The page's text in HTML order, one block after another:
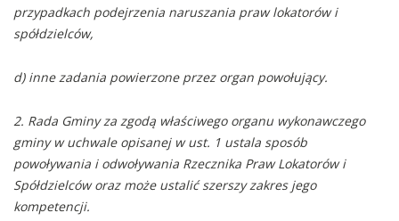
przypadkach podejrzenia naruszania praw lokatorów i
spółdzielców,
d) inne zadania powierzone przez organ powołujący.
2. Rada Gminy za zgodą właściwego organu wykonawczego
gminy w uchwale opisanej w ust. 1 ustala sposób
powoływania i odwoływania Rzecznika Praw Lokatorów i
Spółdzielców oraz może ustalić szerszy zakres jego
kompetencji.